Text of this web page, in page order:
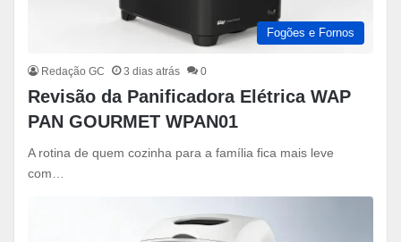
Fogões e Fornos
Redação GC 3 dias atrás 0
Revisão da Panificadora Elétrica WAP
PAN GOURMET WPAN01
A rotina de quem cozinha para a família fica mais leve
com…